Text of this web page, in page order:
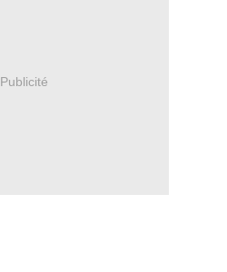
Publicité